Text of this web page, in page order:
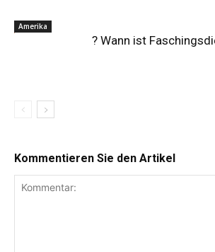
Amerika
? Wann ist
Kommentieren Sie den Artikel